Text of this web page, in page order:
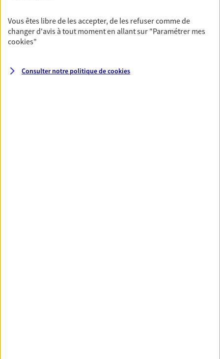
Couvrez vos dépenses de santé ainsi que celles de
votre famille avec la complémentaire santé qui
vous ressemble.
Prévoyance
Vous êtes libre de les accepter, de les refuser comme de
changer d'avis à tout moment en allant sur "Paramétrer mes
cookies"
Consulter notre politique decookies